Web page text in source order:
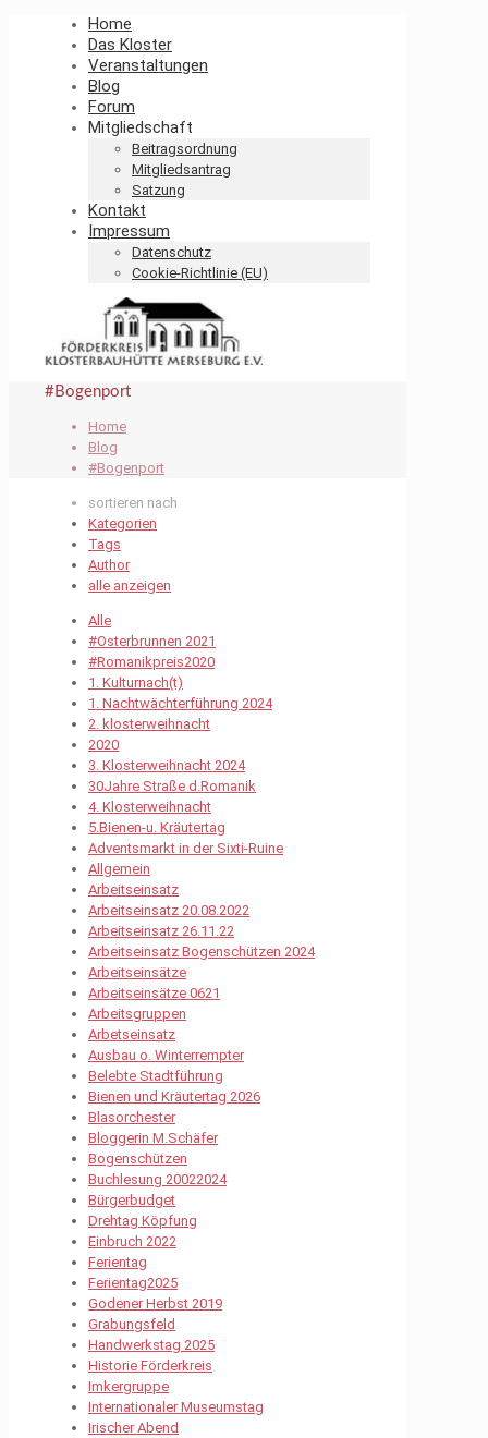
Home
Das Kloster
Veranstaltungen
Blog
Forum
Mitgliedschaft
Beitragsordnung
Mitgliedsantrag
Satzung
Kontakt
Impressum
Datenschutz
Cookie-Richtlinie (EU)
#Bogenport
Home
Blog
#Bogenport
sortieren nach
Kategorien
Tags
Author
alle anzeigen
Alle
#Osterbrunnen 2021
#Romanikpreis2020
1. Kulturnach(t)
1. Nachtwächterführung 2024
2. klosterweihnacht
2020
3. Klosterweihnacht 2024
30Jahre Straße d.Romanik
4. Klosterweihnacht
5.Bienen-u. Kräutertag
Adventsmarkt in der Sixti-Ruine
Allgemein
Arbeitseinsatz
Arbeitseinsatz 20.08.2022
Arbeitseinsatz 26.11.22
Arbeitseinsatz Bogenschützen 2024
Arbeitseinsätze
Arbeitseinsätze 0621
Arbeitsgruppen
Arbetseinsatz
Ausbau o. Winterrempter
Belebte Stadtführung
Bienen und Kräutertag 2026
Blasorchester
Bloggerin M.Schäfer
Bogenschützen
Buchlesung 20022024
Bürgerbudget
Drehtag Köpfung
Einbruch 2022
Ferientag
Ferientag2025
Godener Herbst 2019
Grabungsfeld
Handwerkstag 2025
Historie Förderkreis
Imkergruppe
Internationaler Museumstag
Irischer Abend